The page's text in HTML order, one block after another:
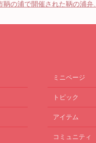
の浦で開催された鞆の浦弁...
ミニページ
トピック
アイテム
コミュニティ